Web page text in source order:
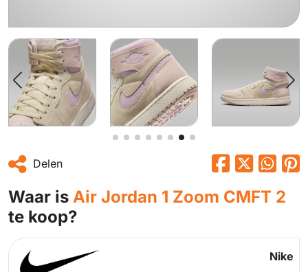
Delen
Waar is Air Jordan 1 Zoom CMFT 2
te koop?
Nike